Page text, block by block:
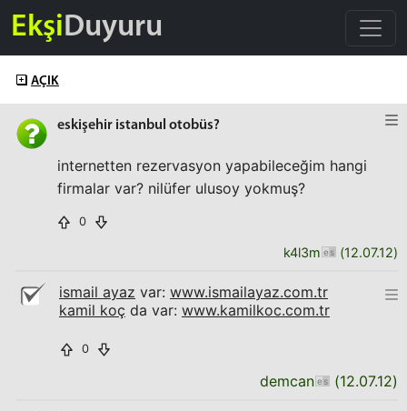
EkşiDuyuru
AÇIK
eskişehir istanbul otobüs?
internetten rezervasyon yapabileceğim hangi
firmalar var? nilüfer ulusoy yokmuş?
0
k4l3m (12.07.12)
ismail ayaz var: www.ismailayaz.com.tr
kamil koç da var: www.kamilkoc.com.tr
0
demcan (12.07.12)